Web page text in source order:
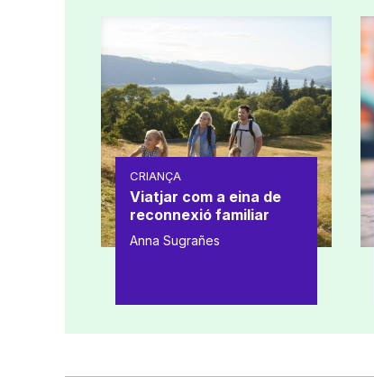
CRIANÇA
Viatjar com a eina de
reconnexió familiar
Anna Sugrañes